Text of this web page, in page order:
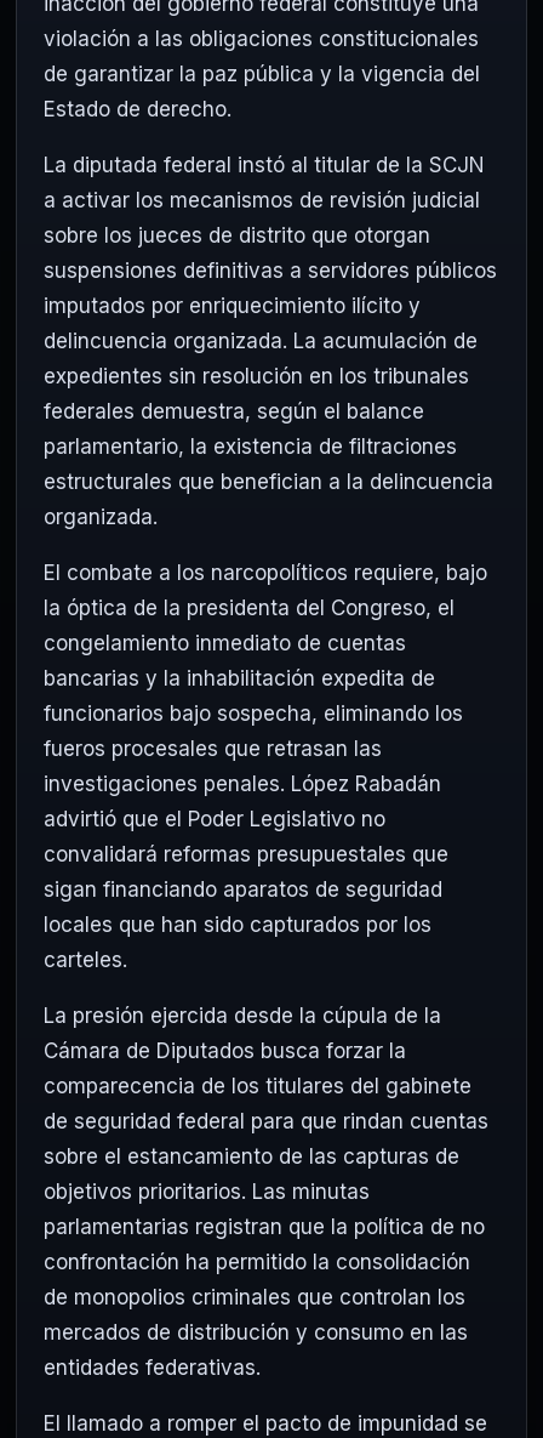
violación a las obligaciones constitucionales
de garantizar la paz pública y la vigencia del
Estado de derecho.
La diputada federal instó al titular de la SCJN
a activar los mecanismos de revisión judicial
sobre los jueces de distrito que otorgan
suspensiones definitivas a servidores públicos
imputados por enriquecimiento ilícito y
delincuencia organizada. La acumulación de
expedientes sin resolución en los tribunales
federales demuestra, según el balance
parlamentario, la existencia de filtraciones
estructurales que benefician a la delincuencia
organizada.
El combate a los narcopolíticos requiere, bajo
la óptica de la presidenta del Congreso, el
congelamiento inmediato de cuentas
bancarias y la inhabilitación expedita de
funcionarios bajo sospecha, eliminando los
fueros procesales que retrasan las
investigaciones penales. López Rabadán
advirtió que el Poder Legislativo no
convalidará reformas presupuestales que
sigan financiando aparatos de seguridad
locales que han sido capturados por los
carteles.
La presión ejercida desde la cúpula de la
Cámara de Diputados busca forzar la
comparecencia de los titulares del gabinete
de seguridad federal para que rindan cuentas
sobre el estancamiento de las capturas de
objetivos prioritarios. Las minutas
parlamentarias registran que la política de no
confrontación ha permitido la consolidación
de monopolios criminales que controlan los
mercados de distribución y consumo en las
entidades federativas.
El llamado a romper el pacto de impunidad se